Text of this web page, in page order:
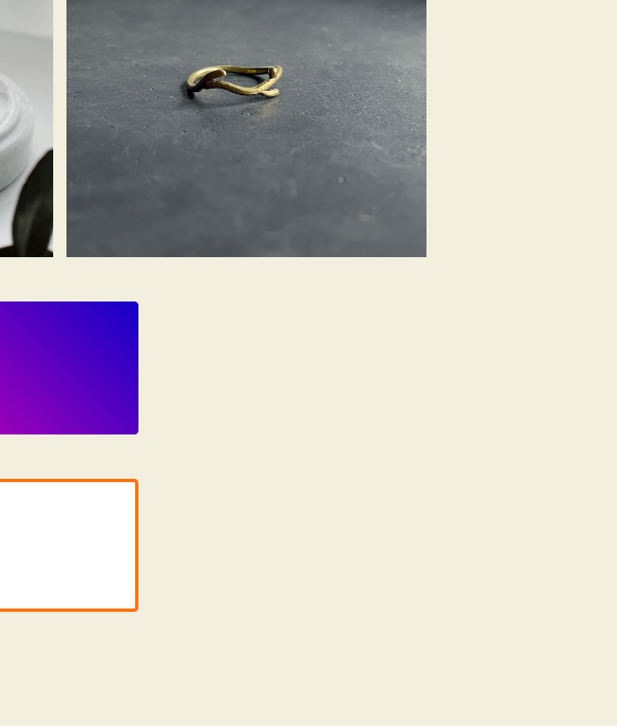
ツタリング＜真鍮＞
¥4,950